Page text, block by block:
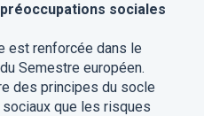
sociales
est renforcée dans le
Semestre européen.
des principes du socle
que les risques